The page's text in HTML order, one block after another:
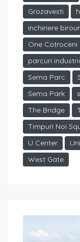
Grozavesti
inchiriere
One Cotroceni
parcuri
Sema Parc
Sema Park
The Bridge
Timpuri Noi
U Center
West Gate